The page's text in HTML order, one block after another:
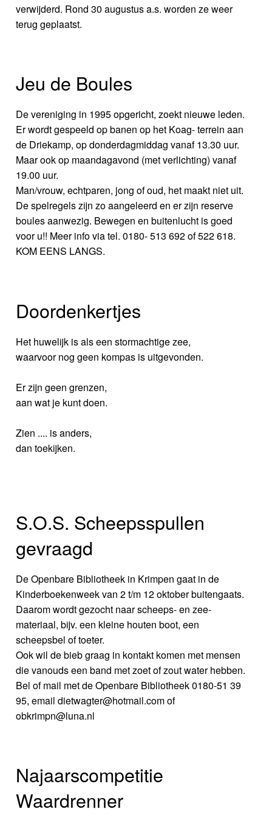
verwijderd. Rond 30 augustus a.s. worden ze weer
terug geplaatst.
Jeu de Boules
De vereniging in 1995 opgericht, zoekt nieuwe leden.
Er wordt gespeeld op banen op het Koag- terrein aan
de Driekamp, op donderdagmiddag vanaf 13.30 uur.
Maar ook op maandagavond (met verlichting) vanaf
19.00 uur.
Man/vrouw, echtparen, jong of oud, het maakt niet uit.
De spelregels zijn zo aangeleerd en er zijn reserve
boules aanwezig. Bewegen en buitenlucht is goed
voor u!! Meer info via tel. 0180- 513 692 of 522 618.
KOM EENS LANGS.
Doordenkertjes
Het huwelijk is als een stormachtige zee,
waarvoor nog geen kompas is uitgevonden.
Er zijn geen grenzen,
aan wat je kunt doen.
Zien .... is anders,
dan toekijken.
S.O.S. Scheepsspullen
gevraagd
De Openbare Bibliotheek in Krimpen gaat in de
Kinderboekenweek van 2 t/m 12 oktober buitengaats.
Daarom wordt gezocht naar scheeps- en zee-
materiaal, bijv. een kleine houten boot, een
scheepsbel of toeter.
Ook wil de bieb graag in kontakt komen met mensen
die vanouds een band met zoet of zout water hebben.
Bel of mail met de Openbare Bibliotheek 0180-51 39
95, email dietwagter@hotmail.com of
obkrimpn@luna.nl
Najaarscompetitie
Waardrenner